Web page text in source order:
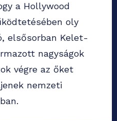
a Hollywood
oly
elsősorban Kelet-
nagyságok
végre az őket
nemzeti